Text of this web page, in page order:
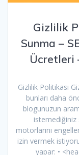
Gizlilik
Sunma –
Ücretleri
Gizlilik Politikası
bunları daha
blogunuzun
istemediğiniz
motorlarını
izin vermek
yapar: •